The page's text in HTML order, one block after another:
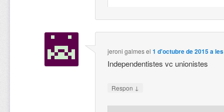
jeroni galmesel1 d'octubre de 2015 a
Independentistes vc unionistes
Respon ↓